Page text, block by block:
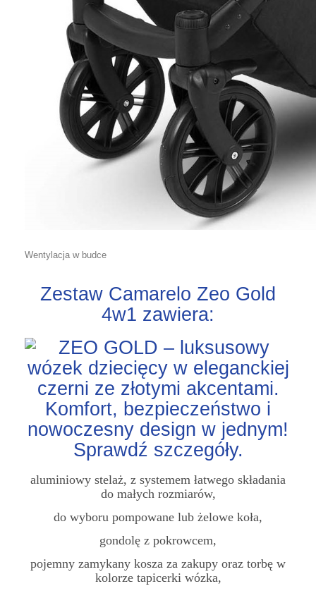
Wentylacja w budce
Zestaw Camarelo Zeo Gold
4w1 zawiera:
aluminiowy stelaż, z systemem łatwego składania
do małych rozmiarów,
do wyboru pompowane lub żelowe koła,
gondolę z pokrowcem,
pojemny zamykany kosza za zakupy oraz torbę w
kolorze tapicerki wózka,